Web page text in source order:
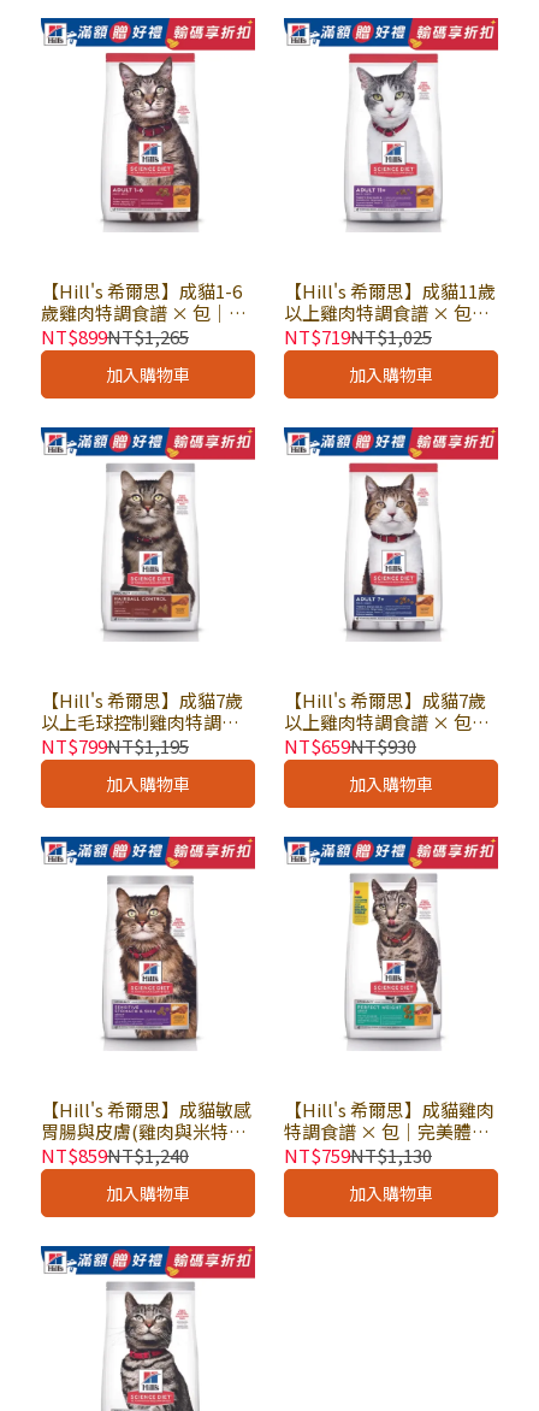
【Hill's 希爾思】成貓1-6
歲雞肉特調食譜 × 包｜貓
乾糧 貓飼料 希爾思貓飼料
NT$899NT$1,265
加入購物車
【Hill's 希爾思】成貓11歲
以上雞肉特調食譜 × 包｜
貓乾糧 貓飼料 熟齡 老貓飼
料 高齡適用 希爾思貓飼料
NT$719NT$1,025
加入購物車
【Hill's 希爾思】成貓7歲
以上毛球控制雞肉特調食
譜 × 包｜貓乾糧 貓飼料 化
毛飼料 熟齡 老貓飼料 高齡
貓 希爾思貓飼料
NT$799NT$1,195
加入購物車
【Hill's 希爾思】成貓7歲
以上雞肉特調食譜 × 包｜
貓乾糧 貓飼料 熟齡 老貓飼
料 高齡適用 希爾思貓飼料
NT$659NT$930
加入購物車
【Hill's 希爾思】成貓敏感
胃腸與皮膚(雞肉與米特調
食譜) × 包｜貓乾糧 貓飼
料 希爾思貓飼料
NT$859NT$1,240
加入購物車
【Hill's 希爾思】成貓雞肉
特調食譜 × 包｜完美體重
貓乾糧 貓飼料 希爾思貓飼
料
NT$759NT$1,130
加入購物車